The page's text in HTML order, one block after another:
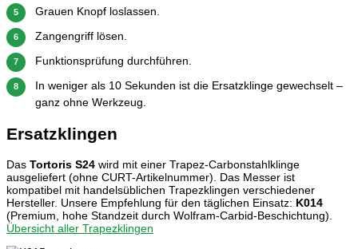
5 Grauen Knopf loslassen.
6 Zangengriff lösen.
7 Funktionsprüfung durchführen.
8
In weniger als 10 Sekunden ist die Ersatzklinge gewechselt –
ganz ohne Werkzeug.
Ersatzklingen
Das Tortoris S24 wird mit einer Trapez-Carbonstahlklinge
ausgeliefert (ohne CURT-Artikelnummer). Das Messer ist
kompatibel mit handelsüblichen Trapezklingen verschiedener
Hersteller. Unsere Empfehlung für den täglichen Einsatz: K014
(Premium, hohe Standzeit durch Wolfram-Carbid-Beschichtung).
Übersicht aller Trapezklingen